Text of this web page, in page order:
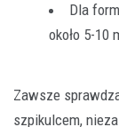
Dla
około 5-10
Zawsze
szpikulcem,